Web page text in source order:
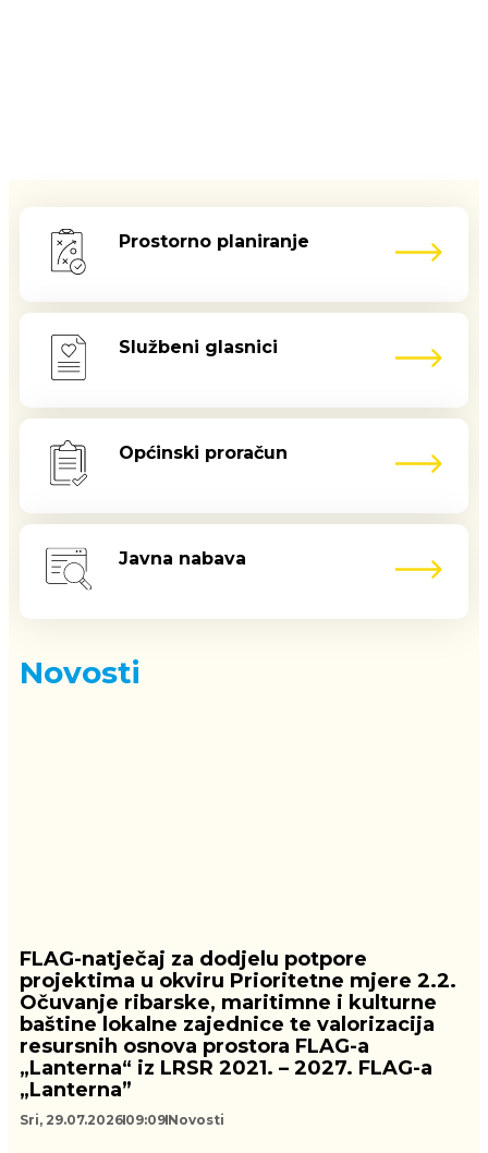
Prostorno planiranje
Službeni glasnici
Općinski proračun
Javna nabava
Novosti
FLAG-natječaj za dodjelu potpore
projektima u okviru Prioritetne mjere 2.2.
Očuvanje ribarske, maritimne i kulturne
baštine lokalne zajednice te valorizacija
resursnih osnova prostora FLAG-a
„Lanterna“ iz LRSR 2021. – 2027. FLAG-a
„Lanterna”
Sri, 29.07.2026 09:09 Novosti